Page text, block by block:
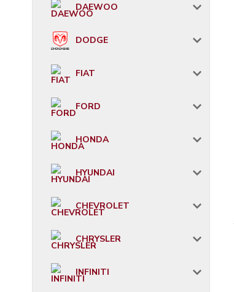
DAEWOO
DODGE
FIAT
FORD
HONDA
HYUNDAI
CHEVROLET
CHRYSLER
INFINITI